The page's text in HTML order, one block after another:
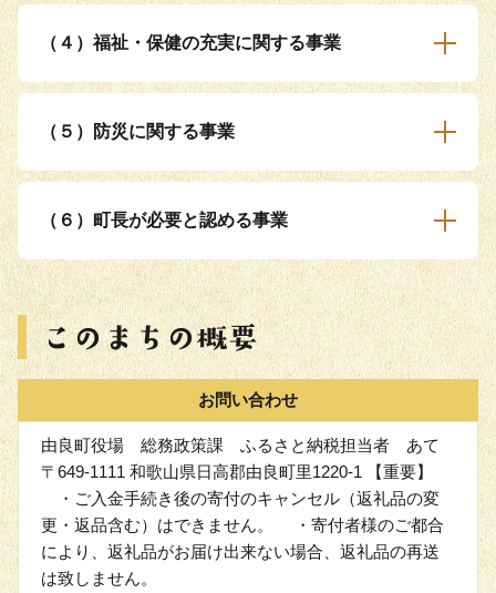
（４）福祉・保健の充実に関する事業
（５）防災に関する事業
（６）町長が必要と認める事業
お問い合わせ
由良町役場 総務政策課 ふるさと納税担当者 あて
〒649‐1111 和歌山県日高郡由良町里1220‐1 【重要】
・ご入金手続き後の寄付のキャンセル（返礼品の変
更・返品含む）はできません。 ・寄付者様のご都合
により、返礼品がお届け出来ない場合、返礼品の再送
は致しません。